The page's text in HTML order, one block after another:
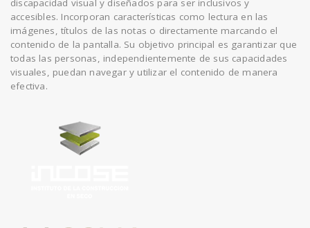
discapacidad visual y diseñados para ser inclusivos y
accesibles. Incorporan características como lectura en las
imágenes, títulos de las notas o directamente marcando el
contenido de la pantalla. Su objetivo principal es garantizar que
todas las personas, independientemente de sus capacidades
visuales, puedan navegar y utilizar el contenido de manera
efectiva.